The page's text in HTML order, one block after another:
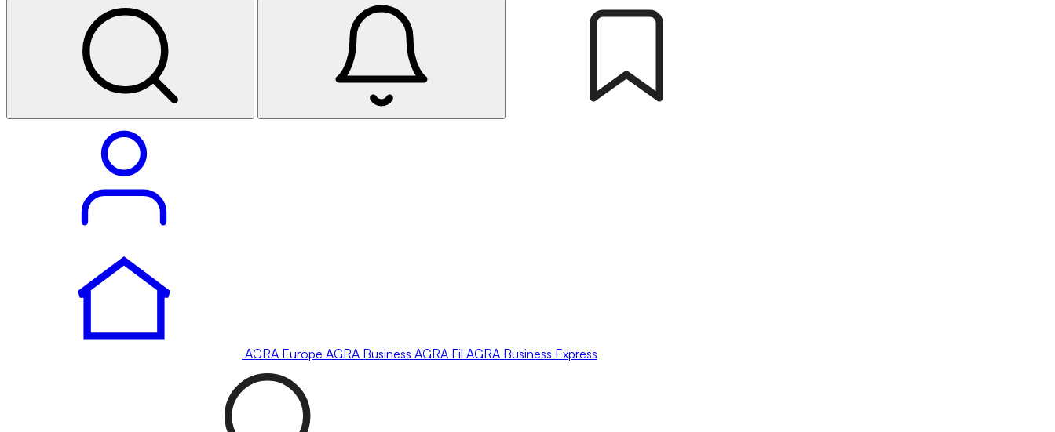
AGRA Europe AGRA Business AGRA Fil AGRA Business Express